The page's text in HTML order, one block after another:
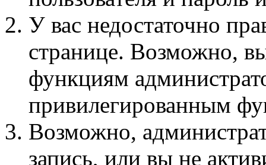
У вас недостаточно
странице. Возможно,
функциям
привилегированным
Возможно,
запись, или вы не